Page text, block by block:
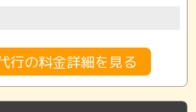
行の料金詳細を見る